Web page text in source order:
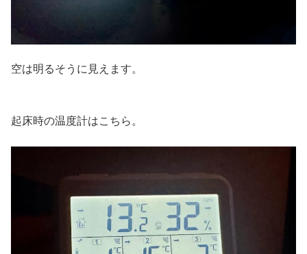
空は明るそうに見えます。
起床時の温度計はこちら。